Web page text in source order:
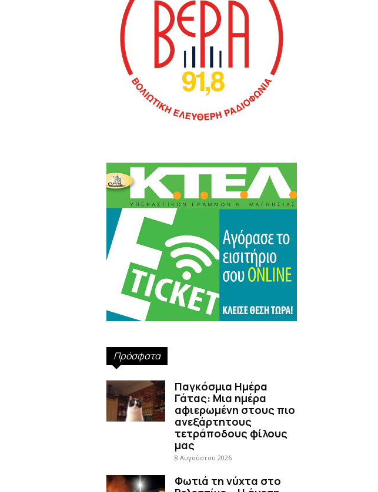
Πρόσφατα
Παγκόσμια Ημέρα
Γάτας: Μια ημέρα
αφιερωμένη στους πιο
ανεξάρτητους
τετράποδους φίλους
μας
8 Αυγούστου 2026
Φωτιά τη νύχτα στο